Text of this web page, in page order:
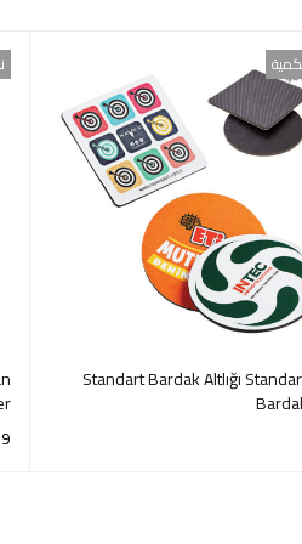
5870 Standart Bardak Altlığı